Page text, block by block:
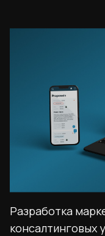
Разработка
консалтинговых